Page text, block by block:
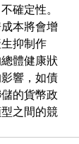
確定性。
本將會增
抑制作
體健康狀
響，如債
的貨幣政
之間的競